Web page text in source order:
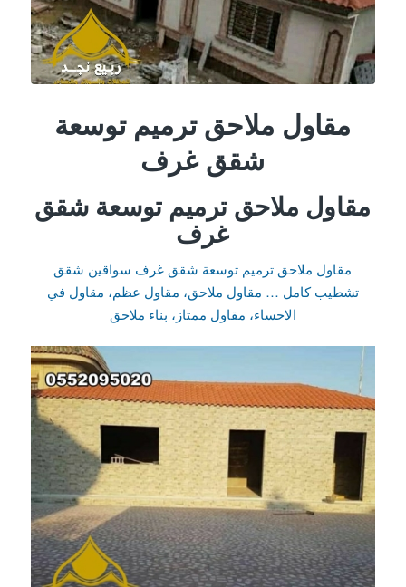
مقاول ملاحق ترميم توسعة
شقق غرف
مقاول ملاحق ترميم توسعة شقق
غرف
مقاول ملاحق ترميم توسعة شقق غرف سواقين شقق
تشطيب كامل … مقاول ملاحق، مقاول عظم، مقاول في
الاحساء، مقاول ممتاز، بناء ملاحق